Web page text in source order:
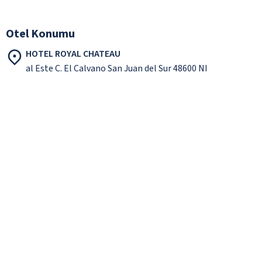
Otel Konumu
HOTEL ROYAL CHATEAU
al Este C. El Calvano San Juan del Sur 48600 NI